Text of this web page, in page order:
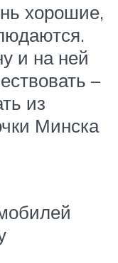
хорошие,
и на ней
–
из
Минска